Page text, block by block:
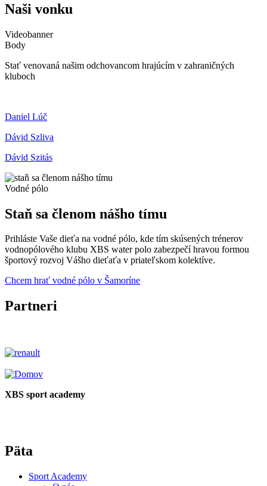
Naši vonku
Videobanner
Body
Stať venovaná našim odchovancom hrajúcím v zahraničných
kluboch
Daniel Lúč
Dávid Szliva
Dávid Szitás
Vodné pólo
Staň sa členom nášho tímu
Prihláste Vaše dieťa na vodné pólo, kde tím skúsených trénerov
vodnopólového klubu XBS water polo zabezpečí hravou formou
športový rozvoj Vášho dieťaťa v priateľskom kolektíve.
Chcem hrať vodné pólo v Šamoríne
Partneri
XBS sport academy
Päta
Sport Academy